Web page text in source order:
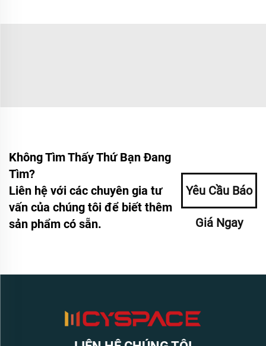
Không Tìm Thấy Thứ Bạn Đang
Tìm?
Liên hệ với các chuyên gia tư
vấn của chúng tôi để biết thêm
sản phẩm có sẵn.
Yêu Cầu Báo
Giá Ngay